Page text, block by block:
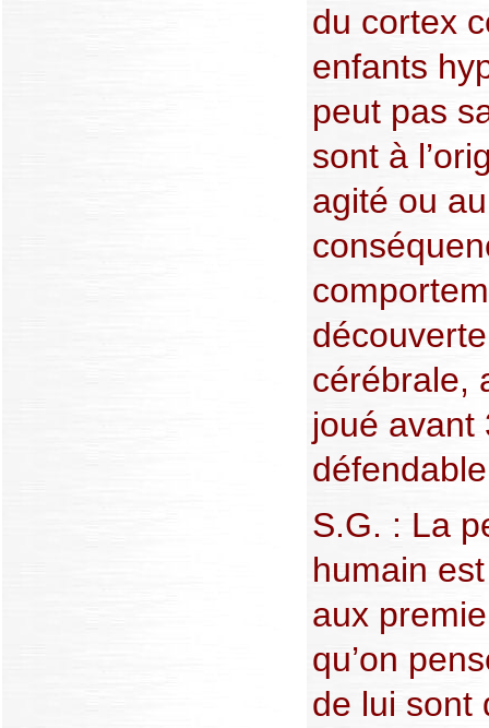
du cortex
enfants
peut pas
sont à
agité ou
cérébrale,
joué avant
S.G. : La
humain
aux
qu’on
de lui sont